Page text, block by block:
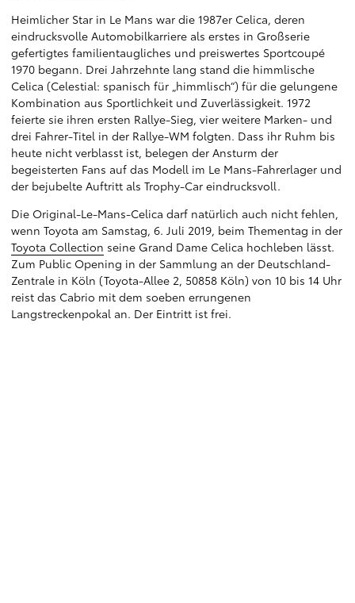
Heimlicher Star in Le Mans war die 1987er Celica, deren
eindrucksvolle Automobilkarriere als erstes in Großserie
gefertigtes familientaugliches und preiswertes Sportcoupé
1970 begann. Drei Jahrzehnte lang stand die himmlische
Celica (Celestial: spanisch für „himmlisch“) für die gelungene
Kombination aus Sportlichkeit und Zuverlässigkeit. 1972
feierte sie ihren ersten Rallye-Sieg, vier weitere Marken- und
drei Fahrer-Titel in der Rallye-WM folgten. Dass ihr Ruhm bis
heute nicht verblasst ist, belegen der Ansturm der
begeisterten Fans auf das Modell im Le Mans-Fahrerlager und
der bejubelte Auftritt als Trophy-Car eindrucksvoll.
Die Original-Le-Mans-Celica darf natürlich auch nicht fehlen,
wenn Toyota am Samstag, 6. Juli 2019, beim Thementag in der
Toyota Collection seine Grand Dame Celica hochleben lässt.
Zum Public Opening in der Sammlung an der Deutschland-
Zentrale in Köln (Toyota-Allee 2, 50858 Köln) von 10 bis 14 Uhr
reist das Cabrio mit dem soeben errungenen
Langstreckenpokal an. Der Eintritt ist frei.